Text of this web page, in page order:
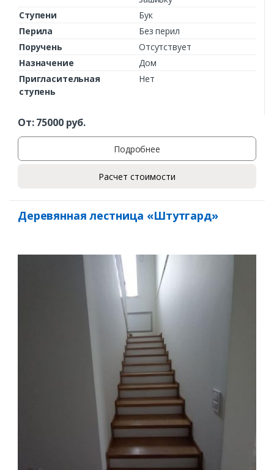
Ступени
Бук
Перила
Без перил
Поручень
Отсутствует
Назначение
Дом
Пригласительная
ступень
Нет
От:75000руб.
Подробнее
Расчет стоимости
Деревянная лестница «Штутгард»